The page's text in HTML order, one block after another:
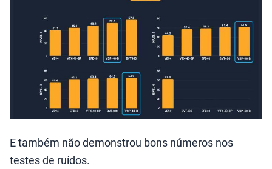
E também não demonstrou bons números nos
testes de ruídos.